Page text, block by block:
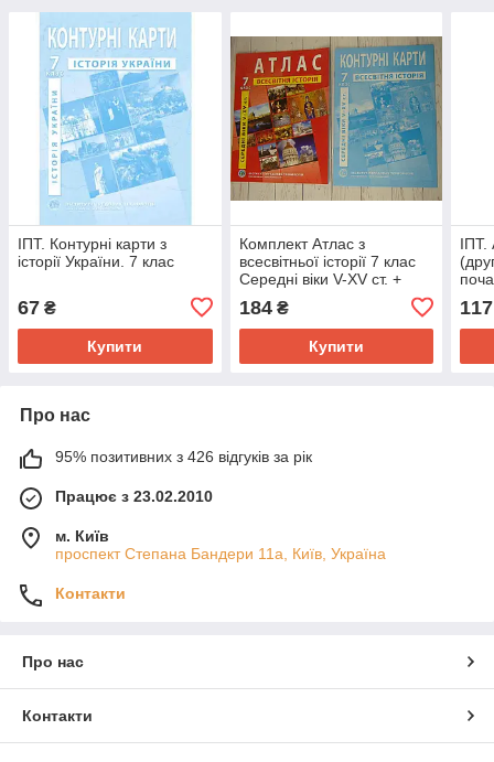
ІПТ. Контурні карти з
історії України. 7 клас
67 ₴
Купити
Комплект Атлас з
всесвітньої історії 7 клас
Середні віки V-XV ст. +
184₴
Купити
ІПТ.
117
Про нас
95% позитивних з 426 відгуків за рік
Працює з 23.02.2010
м. Київ
проспект Степана Бандери 11а, Київ, Україна
Контакти
Про нас
Контакти